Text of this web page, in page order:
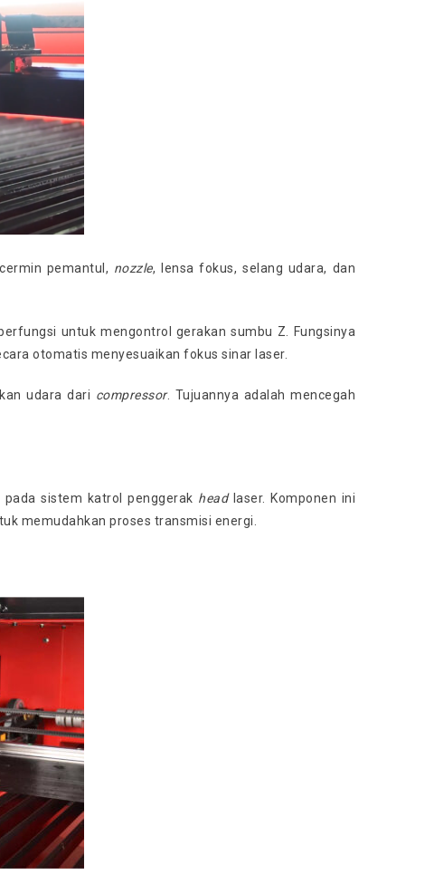
pemantul, nozzle, lensa fokus, selang udara, dan
untuk mengontrol gerakan sumbu Z. Fungsinya
otomatis menyesuaikan fokus sinar laser.
udara dari compressor. Tujuannya adalah mencegah
sistem katrol penggerak headlaser. Komponen ini
memudahkan proses transmisi energi.